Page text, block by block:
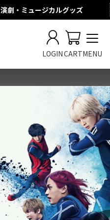
演劇・ミュージカルグッズ
LOGINCARTMENU